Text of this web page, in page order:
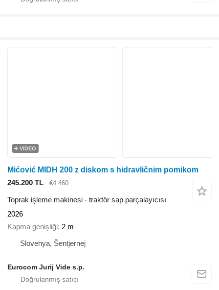
VIDEO
Mićović MIDH 200 z diskom s hidravličnim pomikom
245.200 TL
€4.460
Toprak işleme makinesi - traktör sap parçalayıcısı
2026
Kapma genişliği 2 m
Slovenya, Šentjernej
Eurocom Jurij Vide s.p.